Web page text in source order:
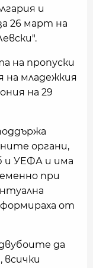
и
26 март на
на пропуски
на младежкия
на 29
органи,
и УЕФА и има
при
от
да